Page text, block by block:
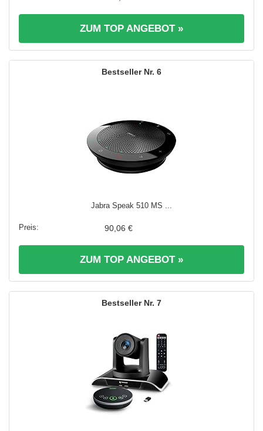
ZUM TOP ANGEBOT »
6
Jabra Speak 510 MS ...
90,06 €
ZUM TOP ANGEBOT »
7